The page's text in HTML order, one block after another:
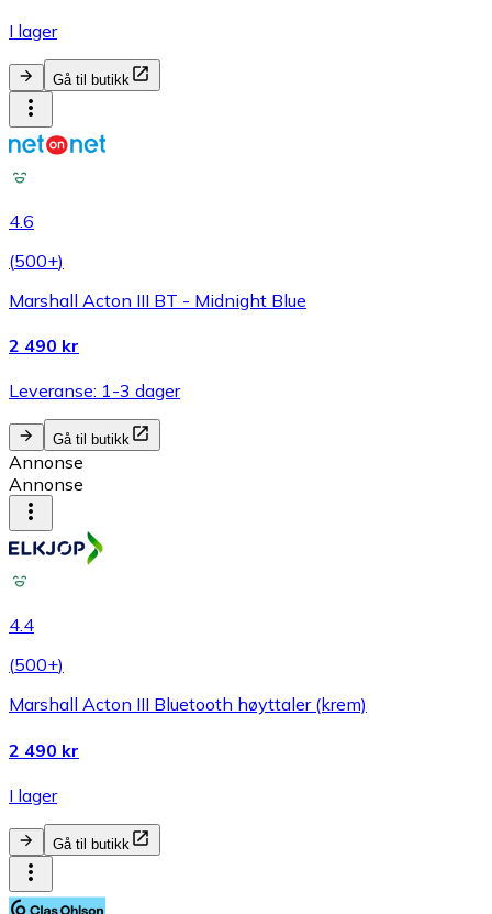
I lager
Gå til butikk
4.6
(500+)
Marshall Acton III BT - Midnight Blue
2 490 kr
Leveranse: 1-3 dager
Gå til butikk
Annonse
Annonse
4.4
(500+)
Marshall Acton III Bluetooth høyttaler (krem)
2 490 kr
I lager
Gå til butikk